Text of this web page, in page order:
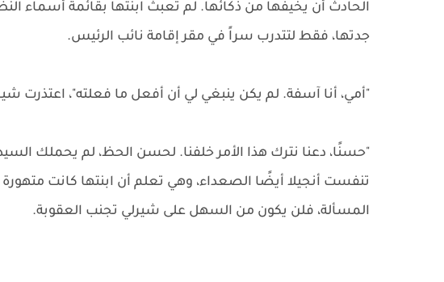
الحادث أن يخيفها من ذكائها. لم تعبث ابنتها بقائمة أسماء
جدتها، فقط لتتدرب سراً في مقر إقامة نائب الرئيس.
"أمي، أنا آسفة. لم يكن ينبغي لي أن أفعل ما فعلته"، اعتذرت
"حسنًا، دعنا نترك هذا الأمر خلفنا. لحسن الحظ، لم يحملك
تنفست أنجيلا أيضًا الصعداء، وهي تعلم أن ابنتها كانت
المسألة، فلن يكون من السهل على شيرلي تجنب العقوبة.